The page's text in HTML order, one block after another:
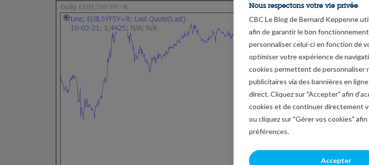
Nous respectons votre vie privée
CBC Le Blog de Bernard Keppenne
afin de garantir le bon
personnaliser celui-ci en fonction de
optimiser votre expérience de
cookies permettent de personnaliser
publicitaires via des bannières en
direct. Cliquez sur "Accepter" afin
cookies et de continuer directement
ou cliquez sur "Gérer vos cookies" afin
préférences.
Accepter